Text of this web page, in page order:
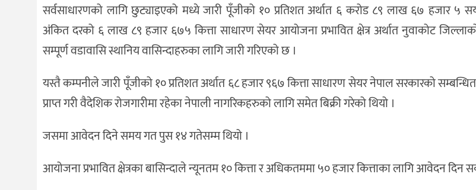
सर्वसाधारणको लागि छुट्याइएको मध्ये जारी पूँजीको १० प्रतिशत अर्थात ६ करोड ८९ लाख ६७ हजार ५
अंकित दरको ६ लाख ८९ हजार ६७५ कित्ता साधारण सेयर आयोजना प्रभावित क्षेत्र अर्थात नुवाकोट
सम्पूर्ण वडावासि स्थानिय वासिन्दाहरुका लागि जारी गरिएको छ ।
यस्तै कम्पनीले जारी पूँजीको १० प्रतिशत अर्थात ६८ हजार ९६७ कित्ता साधारण सेयर नेपाल सरकारको
प्राप्त गरी वैदेशिक रोजगारीमा रहेका नेपाली नागरिकहरुको लागि समेत बिक्री गरेको थियो ।
जसमा आवेदन दिने समय गत पुस १४ गतेसम्म थियो ।
आयोजना प्रभावित क्षेत्रका बासिन्दाले न्यूनतम १० कित्ता र अधिकतममा ५० हजार कित्ताका लागि आवेदन दिन